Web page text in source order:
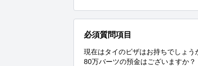
必須質問項目
現在はタイのビザはお持ちでしょう
80万バーツの預金はございますか？